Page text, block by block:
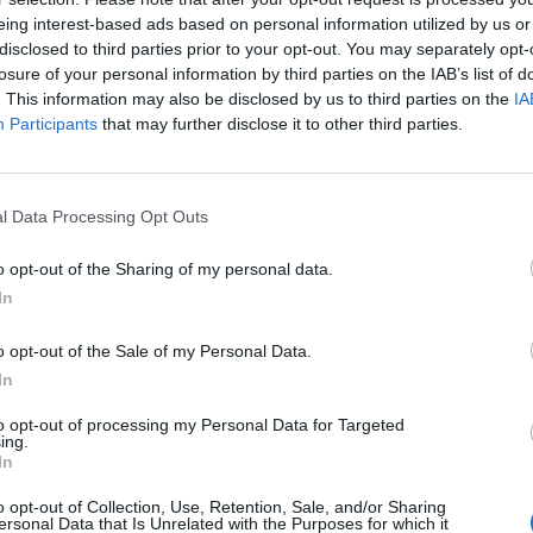
interest-based ads based on personal information utilized by us
to third parties prior to your opt-out. You may separately
of your personal information by third parties on the IAB’s list of
This information may also be disclosed by us to third parties on the
Participants that may further disclose it to other third parties.
Data Processing Opt Outs
opt-out of the Sharing of my personal data.
opt-out of the Sale of my Personal Data.
opt-out of processing my Personal Data for Targeted
opt-out of Collection, Use, Retention, Sale, and/or Sharing
Data that Is Unrelated with the Purposes for which it
socio sanitarie, socio assistenziali e socio educative (anni
per me è grave cioé la mancanza delle autorizzazioni
alla richiesta di Morreale, infatti scrivente rispondeva
al funzionamento di servizi comunali per
le seguenti date di avvio e risultano inserite con i
autorizzati: Asilo Nido Arcobaleno anno 1979; Asilo
anno 2007 e Micronido Mary Poppins anno 2009.
che in consiglio l’Amministrazione Comunale fornisca
affermazione dell’Assessore competente nel corso
della sussistenza delle autorizzazioni necessarie al
allora inesistenti e se verranno intraprese le
a quanto accaduto sino ad ora.”